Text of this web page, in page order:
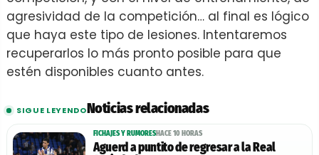
agresividad de la competición… al final es lógico
que haya este tipo de lesiones. Intentaremos
recuperarlos lo más pronto posible para que
estén disponibles cuanto antes.
SIGUE LEYENDONoticias relacionadas
FICHAJES Y RUMORESHACE 10 HORAS
Aguerd a puntito de regresar a la Real